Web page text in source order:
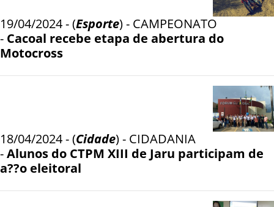
19/04/2024 - (Esporte) - CAMPEONATO
- Cacoal recebe etapa de abertura do
Motocross
18/04/2024 - (Cidade) - CIDADANIA
-Alunos do CTPM XIII de Jaru participam de
a??o eleitoral